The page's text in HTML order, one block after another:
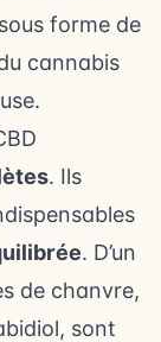
forme de
cannabis
. Ils
. D’un
de chanvre,
sont